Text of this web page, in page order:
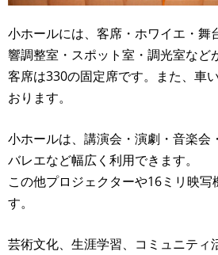
小ホールには、客席・ホワイエ・舞
響調整室・スポット室・調光室など
客席は330の固定席です。また、車
おります。
小ホールは、講演会・演劇・音楽会
バレエなど幅広く利用できます。
この他プロジェクターや16ミリ映写
す。
芸術文化、生涯学習、コミュニティ